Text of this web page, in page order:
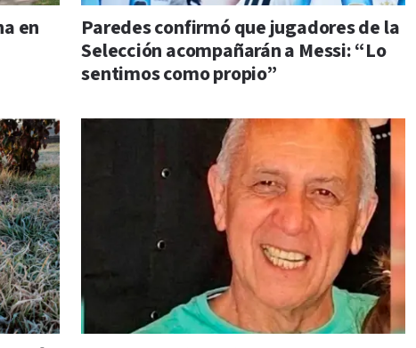
en
Paredes confirmó que jugadores de la
Selección acompañarán a Messi: “Lo
sentimos como propio”